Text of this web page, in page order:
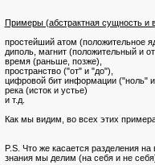
Примеры (абстрактная сущность и
простейший атом (положительное
диполь, магнит (положительный и
время (раньше, позже),
пространство ("от" и "до"),
цифровой бит информации ("ноль" и
река (исток и устье)
и т.д.
Как мы видим, во всех этих
P.S. Что же касается разделения
знания мы делим (на себя и не